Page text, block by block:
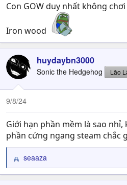
Con GOW duy nhất không
Iron wood
huydaybn3000
Sonic the Hedgehog Lão
9/8/24
Giới hạn phần mềm là sao nhỉ,
phần cứng ngang steam chắc
R
e
seaaza